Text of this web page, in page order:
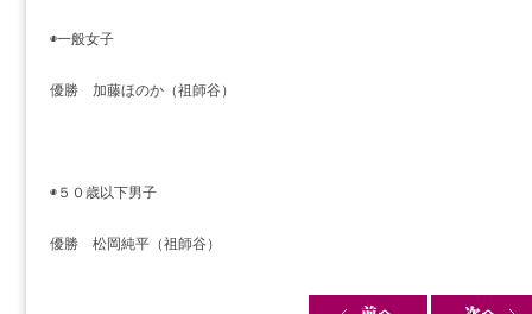
◉一般女子
優勝 加藤ほのか（祖師谷）
◉５０歳以下男子
優勝 松岡純平（祖師谷）